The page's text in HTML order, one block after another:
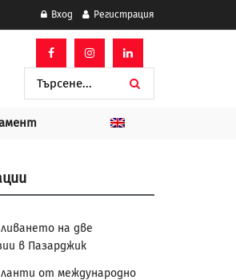
Вход Регистрация
на две
в Пазарджик
от международно